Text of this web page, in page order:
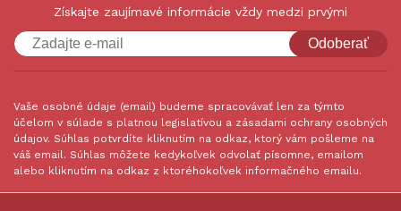
Získajte zaujímavé informácie vždy medzi prvými
Odoberať
Vaše osobné údaje (email) budeme spracovávať len za týmto
účelom v súlade s platnou legislatívou a zásadami ochrany osobných
údajov. Súhlas potvrdíte kliknutím na odkaz, ktorý vám pošleme na
váš email. Súhlas môžete kedykoľvek odvolať písomne, emailom
alebo kliknutím na odkaz z ktoréhokoľvek informačného emailu.